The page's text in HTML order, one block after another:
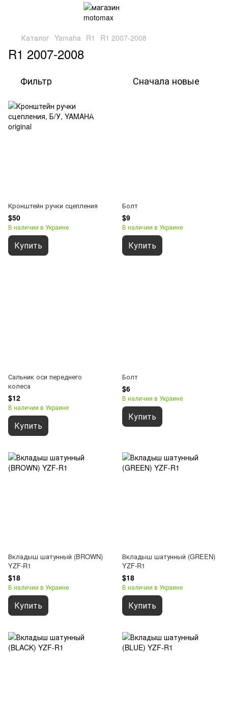
Каталог Yamaha R1 R1 2007-2008
R1 2007-2008
Фильтр Сначала новые
Кронштейн ручки сцепления
$50
В наличии в Украине
Купить
Болт
$9
В наличии в Украине
Купить
Сальник оси переднего
колеса
$12
В наличии в Украине
Купить
Болт
$6
В наличии в Украине
Купить
Вкладыш шатунный (BROWN)
YZF-R1
$18
В наличии в Украине
Купить
Вкладыш шатунный (GREEN)
YZF-R1
$18
В наличии в Украине
Купить